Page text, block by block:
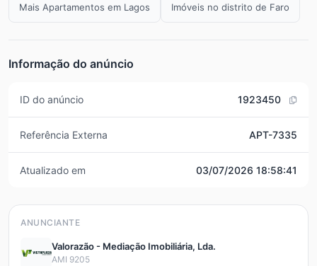
Mais Apartamentos em Lagos Imóveis no distrito de Faro
Informação do anúncio
ID do anúncio 1923450
Referência Externa APT-7335
Atualizado em 03/07/2026 18:58:41
ANUNCIANTE
Valorazão - Mediação Imobiliária, Lda.
AMI 9205